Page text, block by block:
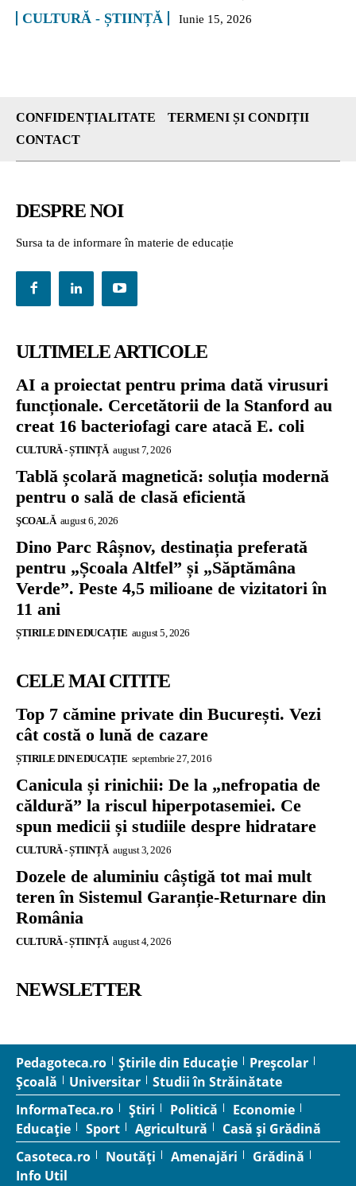
CULTURĂ - ȘTIINȚĂ Iunie 15, 2026
CONFIDENȚIALITATE
TERMENI ȘI CONDIȚII
CONTACT
DESPRE NOI
Sursa ta de informare în materie de educație
ULTIMELE ARTICOLE
AI a proiectat pentru prima dată virusuri
funcționale. Cercetătorii de la Stanford au
creat 16 bacteriofagi care atacă E. coli
CULTURĂ - ȘTIINȚĂ august 7, 2026
Tablă școlară magnetică: soluția modernă
pentru o sală de clasă eficientă
ŞCOALĂ august 6, 2026
Dino Parc Râșnov, destinația preferată
pentru „Școala Altfel” și „Săptămâna
Verde”. Peste 4,5 milioane de vizitatori în
11 ani
ȘTIRILE DIN EDUCAȚIE august 5, 2026
CELE MAI CITITE
Top 7 cămine private din București. Vezi
cât costă o lună de cazare
ȘTIRILE DIN EDUCAȚIE septembrie 27, 2016
Canicula și rinichii: De la „nefropatia de
căldură” la riscul hiperpotasemiei. Ce
spun medicii și studiile despre hidratare
CULTURĂ - ȘTIINȚĂ august 3, 2026
Dozele de aluminiu câștigă tot mai mult
teren în Sistemul Garanție-Returnare din
România
CULTURĂ - ȘTIINȚĂ august 4, 2026
NEWSLETTER
Pedagoteca.ro Știrile din Educație
Preșcolar
Școală
Universitar
Studii în Străinătate
InformaTeca.ro
Știri Politică
Economie
Educație
Sport Agricultură
Casă și Grădină
Casoteca.ro
Noutăți Amenajări
Grădină
Info Util